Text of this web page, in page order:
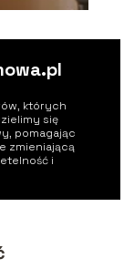
których
się
pomagając
zmieniającą
i